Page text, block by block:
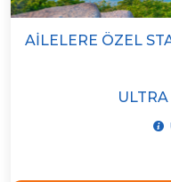
AILELERE ÖZEL